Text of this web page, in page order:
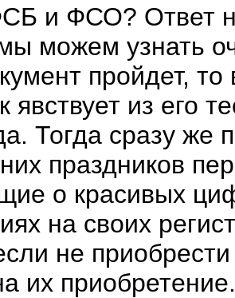
и ФСО? Ответ
можем узнать
пройдет, то
явствует из его
Тогда сразу же
праздников
о красивых
на своих
не
их приобретение.